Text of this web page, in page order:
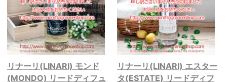
リナーリ(LINARI) モンド
(MONDO) リードディフュ
リナーリ(LINARI) エスター
タ(ESTATE) リードディフ